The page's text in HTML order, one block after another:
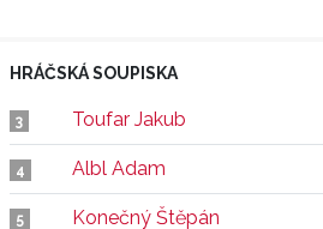
HRÁČSKÁ SOUPISKA
3 Toufar Jakub
4 Albl Adam
5 Konečný Štěpán